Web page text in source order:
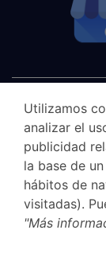
Utilizamos
analizar el
publicidad
la base de
hábitos de
visitadas).
"Más